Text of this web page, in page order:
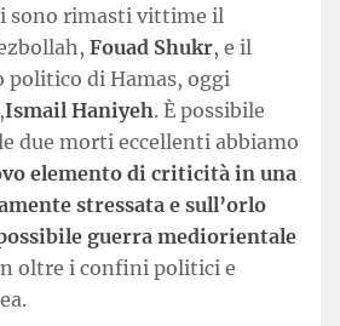
sono rimasti vittime il
Fouad Shukr, e il
politico di Hamas, oggi
Ismail Haniyeh. È possibile
due morti eccellenti abbiamo
elemento di criticità in una
stressata e sull’orlo
guerra mediorientale
oltre i confini politici e